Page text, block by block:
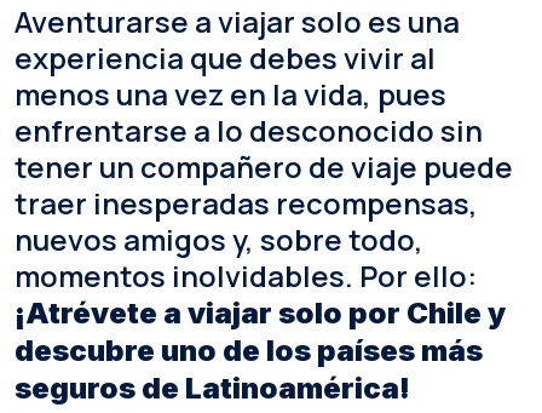
Aventurarse a viajar solo es una
experiencia que debes vivir al
menos una vez en la vida, pues
enfrentarse a lo desconocido sin
tener un compañero de viaje puede
traer inesperadas recompensas,
nuevos amigos y, sobre todo,
momentos inolvidables. Por ello:
¡Atrévete a viajar solo por Chile y
descubre uno de los países más
seguros de Latinoamérica!